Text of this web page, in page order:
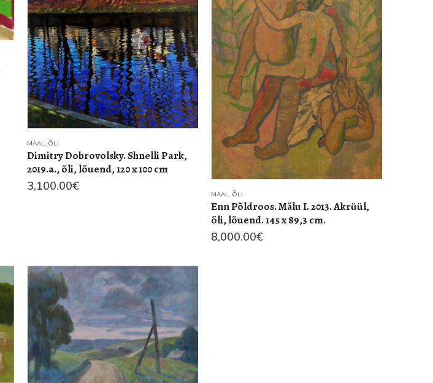
MAAL, ÕLI
Dimitry Dobrovolsky. Shnelli Park,
2019.a., õli, lõuend, 120 x 100 cm
3,100.00€
MAAL, ÕLI
Enn Põldroos. Mälu I. 2013. Akrüül,
õli, lõuend. 145 x 89,3 cm.
8,000.00€